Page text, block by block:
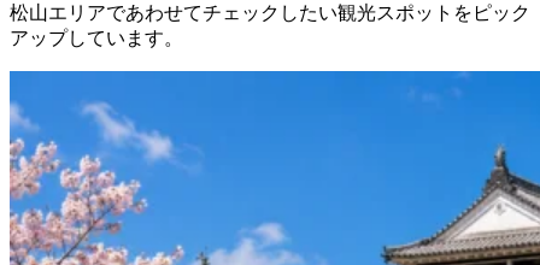
松山エリアであわせてチェックしたい観光スポットをピック
アップしています。